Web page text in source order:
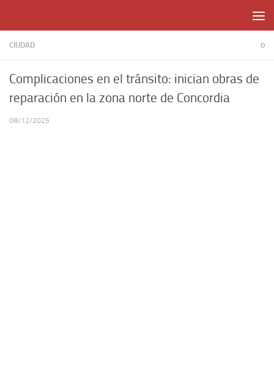
CIUDAD 0
Complicaciones en el tránsito: inician obras de
reparación en la zona norte de Concordia
08/12/2025